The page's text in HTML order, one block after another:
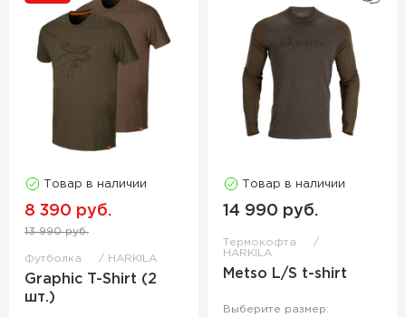
Товар в наличии
8 390 руб.
13 990 руб.
Футболка HARKILA
Graphic T-Shirt (2
шт.)
Товар в наличии
14 990 руб.
Термокофта
HARKILA
Metso L/S t-shirt
Выберите размер: